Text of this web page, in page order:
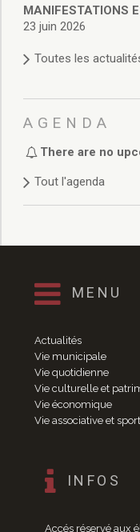
Budget de
Budget
Règlement
Toutes les
MANIFESTATIONS
23 juin 2026
Toutes les
AGENDA
There are no
Tout l'agenda
MENU
Actualités
Vie municipale
Vie quotidienne
Vie culturelle et
Vie économique
Vie associative et
INFOS
Accés réservé aux